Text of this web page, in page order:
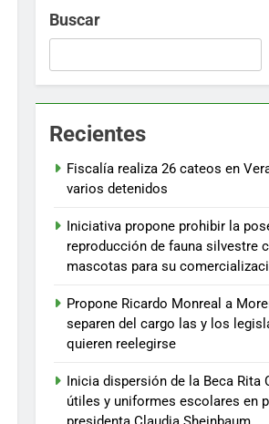
Buscar
Recientes
Fiscalía realiza 26 cateos en
varios detenidos
Iniciativa propone prohibir la
reproducción de fauna silvestre
mascotas para su
Propone Ricardo Monreal a
separen del cargo las y los
quieren reelegirse
Inicia dispersión de la Beca Rita
útiles y uniformes escolares en